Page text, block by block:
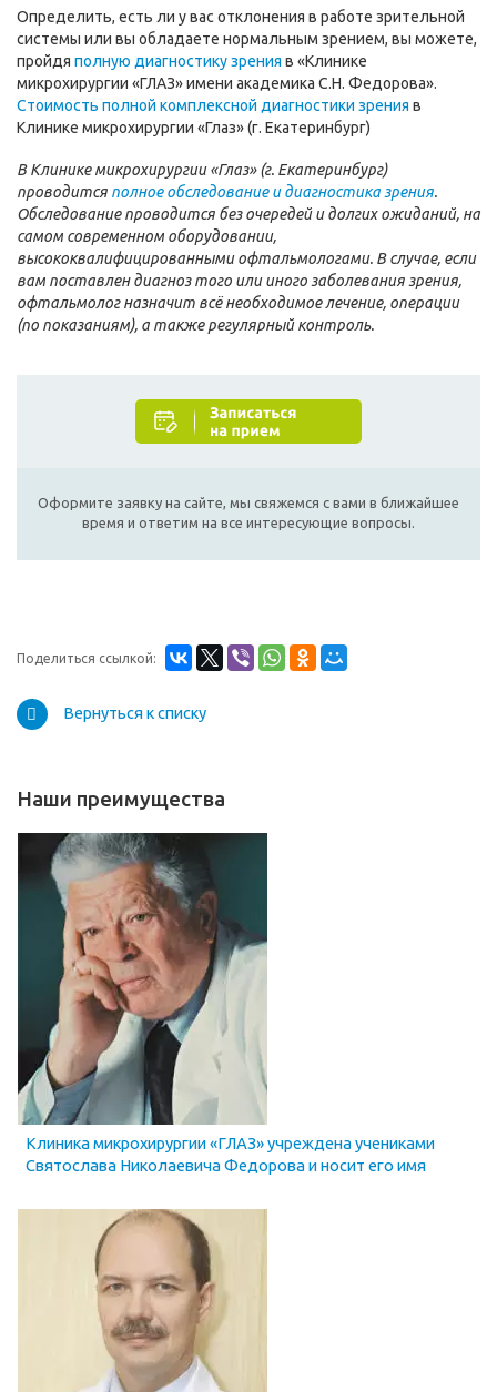
Определить, есть ли у вас отклонения в работе зрительной
системы или вы обладаете нормальным зрением, вы можете,
пройдя полную диагностику зрения в «Клинике
микрохирургии «ГЛАЗ» имени академика С.Н. Федорова».
Стоимость полной комплексной диагностики зрения в
Клинике микрохирургии «Глаз» (г. Екатеринбург)
В Клинике микрохирургии «Глаз» (г. Екатеринбург)
проводится полное обследование и диагностика зрения.
Обследование проводится без очередей и долгих ожиданий, на
самом современном оборудовании,
высококвалифицированными офтальмологами. В случае, если
вам поставлен диагноз того или иного заболевания зрения,
офтальмолог назначит всё необходимое лечение, операции
(по показаниям), а также регулярный контроль.
Оформите заявку на сайте, мы свяжемся с вами в ближайшее
время и ответим на все интересующие вопросы.
Поделиться ссылкой:
Вернуться к списку
Наши преимущества
Клиника микрохирургии «ГЛАЗ» учреждена учениками
Святослава Николаевича Федорова и носит его имя